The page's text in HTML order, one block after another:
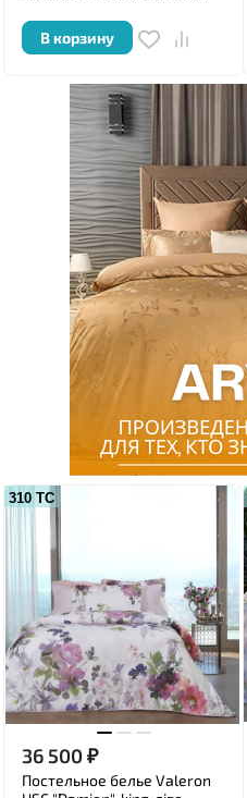
В корзину
310 ТС
36 500₽
Постельное белье Valeron